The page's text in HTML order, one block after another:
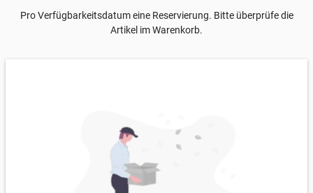
Pro Verfügbarkeitsdatum eine Reservierung. Bitte überprüfe die
Artikel im Warenkorb.